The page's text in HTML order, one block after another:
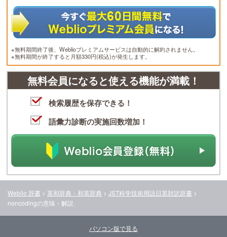
※無料期間終了後、Weblioプレミアムサービスは自動的に解約されません。
※無料期間が終了すると月額330円(税込)が発生します。
無料会員になると使える機能が満載！
検索履歴を保存できる！
語彙力診断の実施回数増加！
Weblio 辞書 > 英和辞典・和英辞典 > JST科学技術用語日英対訳辞書 >
noncodingの意味・解説
パソコン版で見る